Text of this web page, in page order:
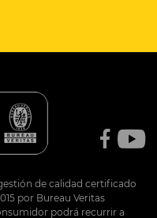
de calidad certificado
por Bureau Veritas
podrá recurrir a